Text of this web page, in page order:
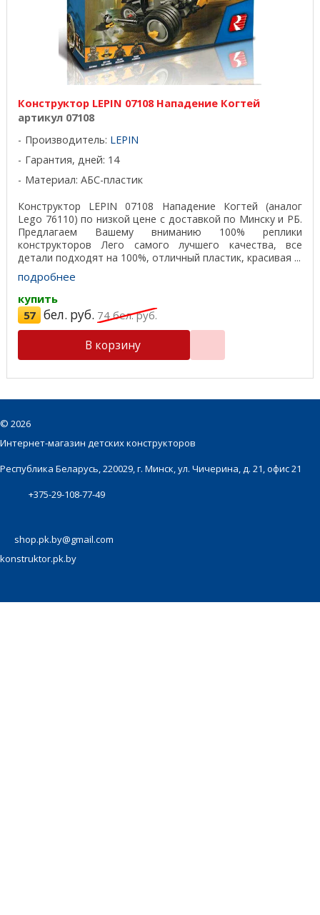
Конструктор LEPIN 07108 Нападение Когтей
артикул 07108
Производитель: LEPIN
Гарантия, дней: 14
Материал: АБС-пластик
Конструктор LEPIN 07108 Нападение Когтей (аналог
Lego 76110) по низкой цене с доставкой по Минску и РБ.
Предлагаем Вашему вниманию 100% реплики
конструкторов Лего самого лучшего качества, все
детали подходят на 100%, отличный пластик, красивая ...
подробнее
купить
57 бел. руб. 74бел. руб.
В корзину
© 2026
Интернет-магазин детских конструкторов
Республика Беларусь, 220029, г. Минск, ул. Чичерина, д. 21, офис 21
+375-29-108-77-49
shop.pk.by@gmail.com
konstruktor.pk.by